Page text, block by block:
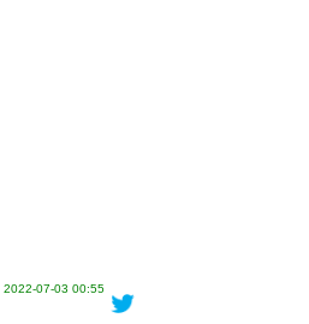
2022-07-03 00:55